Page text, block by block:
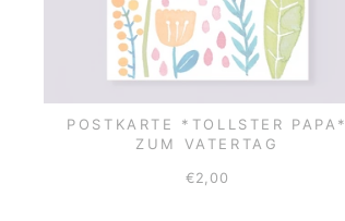
POSTKARTE *TOLLSTER PAPA*
ZUM VATERTAG
€2,00